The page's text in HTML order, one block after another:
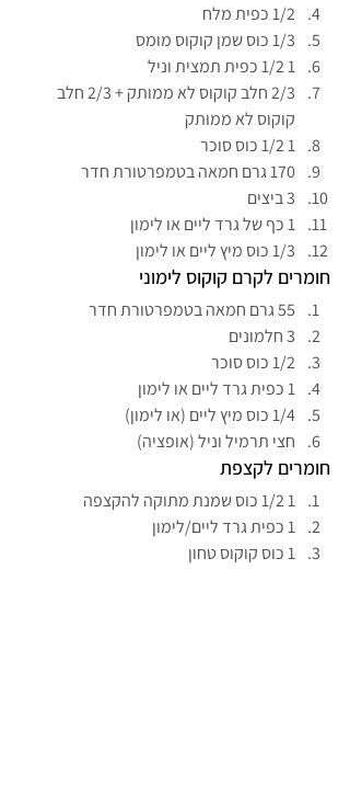
1/2 כפית מלח
1/3 כוס שמן קוקוס מומס
1 1/2 כפית תמצית וניל
2/3 חלב קוקוס לא ממותק + 2/3 חלב
קוקוס לא ממותק
1 1/2 כוס סוכר
170 גרם חמאה בטמפרטורת חדר
3 ביצים
1 כף של גרד ליים או לימון
1/3 כוס מיץ ליים או לימון
חומרים לקרם קוקוס לימוני
55 גרם חמאה בטמפרטורת חדר
3 חלמונים
1/2 כוס סוכר
1 כפית גרד ליים או לימון
1/4 כוס מיץ ליים (או לימון)
חצי תרמיל וניל (אופציה)
חומרים לקצפת
1 1/2 כוס שמנת מתוקה להקצפה
1 כפית גרד ליים/לימון
1 כוס קוקוס טחון